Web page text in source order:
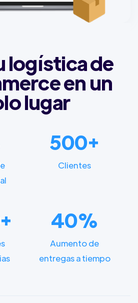
logística de
en un
lugar
500+
Clientes
40%
Aumento de
entregas a tiempo